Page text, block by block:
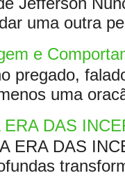
uma outra
e
pregado,
uma
DAS
ERA DAS